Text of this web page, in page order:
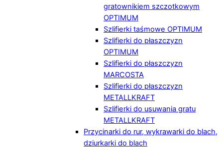
gratownikiem szczotkowym
OPTIMUM
Szlifierki taśmowe OPTIMUM
Szlifierki do płaszczyzn
OPTIMUM
Szlifierki do płaszczyzn
MARCOSTA
Szlifierki do płaszczyzn
METALLKRAFT
Szlifierki do usuwania gratu
METALLKRAFT
Przycinarki do rur, wykrawarki do blach,
dziurkarki do blach